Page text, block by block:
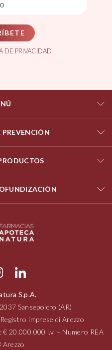
DE PRIVACIDAD
PREVENCIÓN
S.p.A.
Sansepolcro (AR)
imprese di Arezzo
€ 20.000.000 i.v. – Numero REA
Arezzo